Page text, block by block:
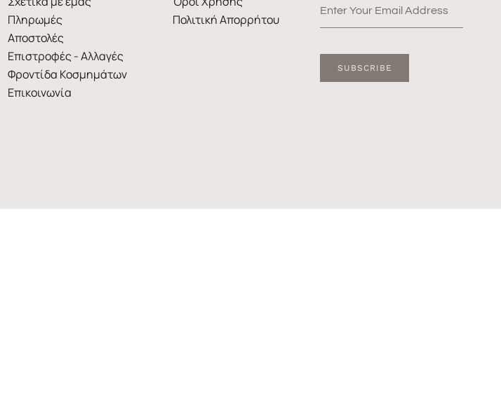
Πληρωμές
Αποστολές
Επιστροφές - Αλλαγές
Φροντίδα Κοσμημάτων
Επικοινωνία
Πολιτική Απορρήτου
SUBSCRIBE